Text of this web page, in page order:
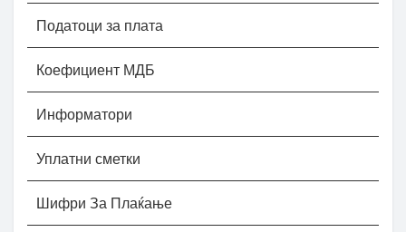
Податоци за плата
Коефициент МДБ
Информатори
Уплатни сметки
Шифри За Плаќање